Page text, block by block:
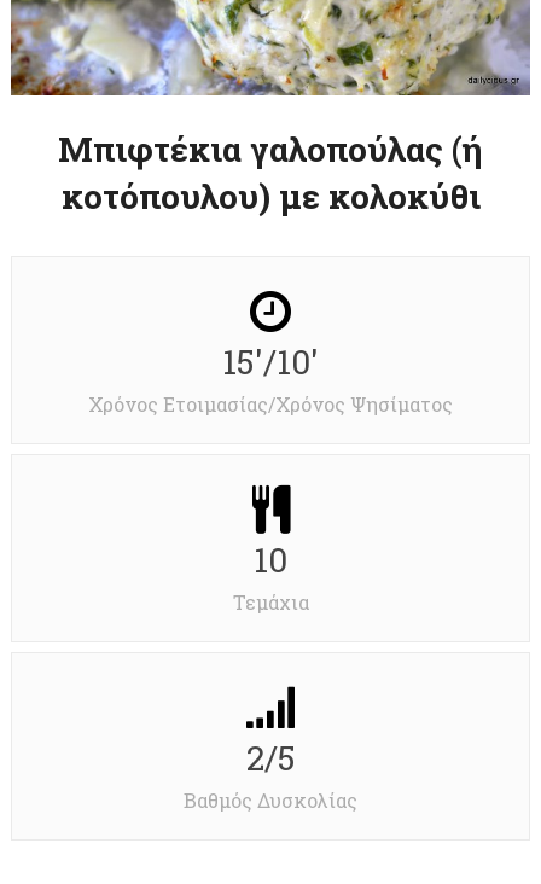
Μπιφτέκια γαλοπούλας (ή
κοτόπουλου) με κολοκύθι
15'/10'
Χρόνος Ετοιμασίας/Χρόνος Ψησίματος
10
Τεμάχια
2/5
Βαθμός Δυσκολίας